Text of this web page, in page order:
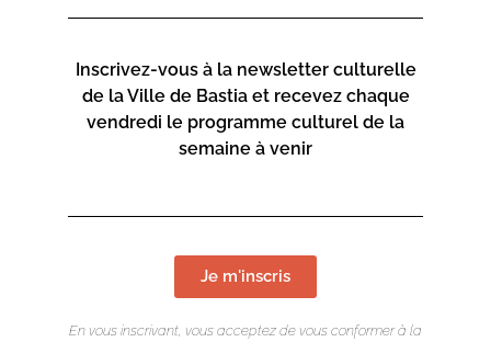
Inscrivez-vous à la newsletter culturelle
de la Ville de Bastia et recevez chaque
vendredi le programme culturel de la
semaine à venir
Je m'inscris
En vous inscrivant, vous acceptez de vous conformer à la